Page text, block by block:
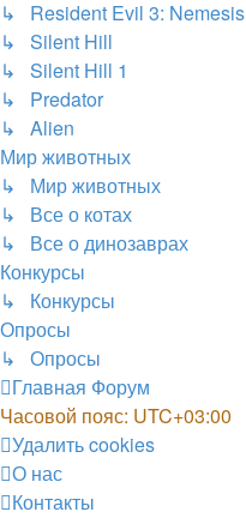
↳ Resident Evil 3: Nemesis
↳ Silent Hill
↳ Silent Hill 1
↳ Predator
↳ Alien
Мир животных
↳ Мир животных
↳ Все о котах
↳ Все о динозаврах
Конкурсы
↳ Конкурсы
Опросы
↳ Опросы
Главная Форум
Часовой пояс: UTC+03:00
Удалить cookies
О нас
Контакты